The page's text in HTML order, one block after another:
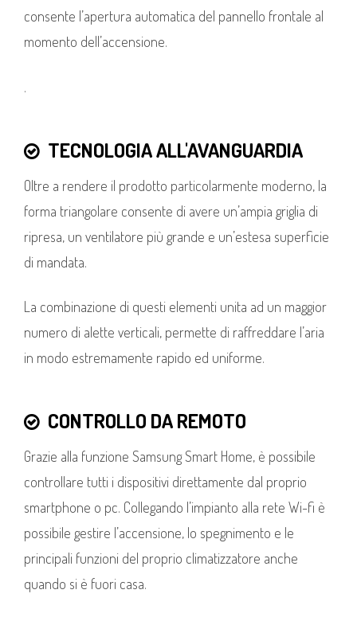
consente l’apertura automatica del pannello frontale al
momento dell’accensione.
.
TECNOLOGIA ALL'AVANGUARDIA
Oltre a rendere il prodotto particolarmente moderno, la
forma triangolare consente di avere un’ampia griglia di
ripresa, un ventilatore più grande e un’estesa superficie
di mandata.
La combinazione di questi elementi unita ad un maggior
numero di alette verticali, permette di raffreddare l’aria
in modo estremamente rapido ed uniforme.
CONTROLLO DA REMOTO
Grazie alla funzione Samsung Smart Home, è possibile
controllare tutti i dispositivi direttamente dal proprio
smartphone o pc. Collegando l’impianto alla rete Wi-fi è
possibile gestire l’accensione, lo spegnimento e le
principali funzioni del proprio climatizzatore anche
quando si è fuori casa.